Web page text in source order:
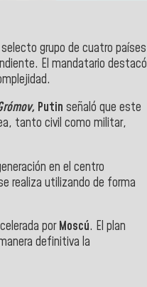
grupo de cuatro países
El mandatario destacó
Putin señaló que este
tanto civil como militar,
en el centro
realiza utilizando de forma
porMoscú. El plan
definitiva la